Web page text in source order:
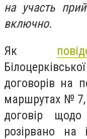
на участь
включно.
Як
договорів на
маршрутах №
договір
розірвано на